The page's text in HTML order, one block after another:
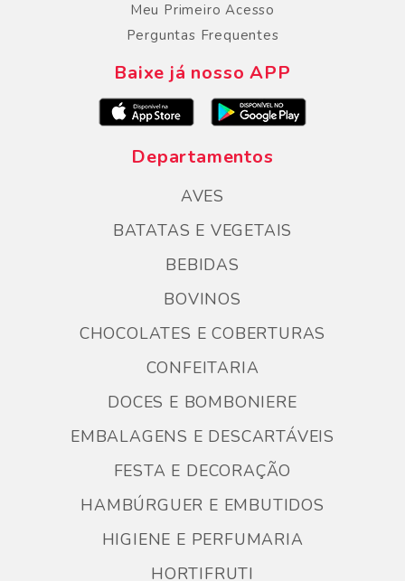
Meu Primeiro Acesso
Perguntas Frequentes
Baixe já nosso APP
Departamentos
AVES
BATATAS E VEGETAIS
BEBIDAS
BOVINOS
CHOCOLATES E COBERTURAS
CONFEITARIA
DOCES E BOMBONIERE
EMBALAGENS E DESCARTÁVEIS
FESTA E DECORAÇÃO
HAMBÚRGUER E EMBUTIDOS
HIGIENE E PERFUMARIA
HORTIFRUTI